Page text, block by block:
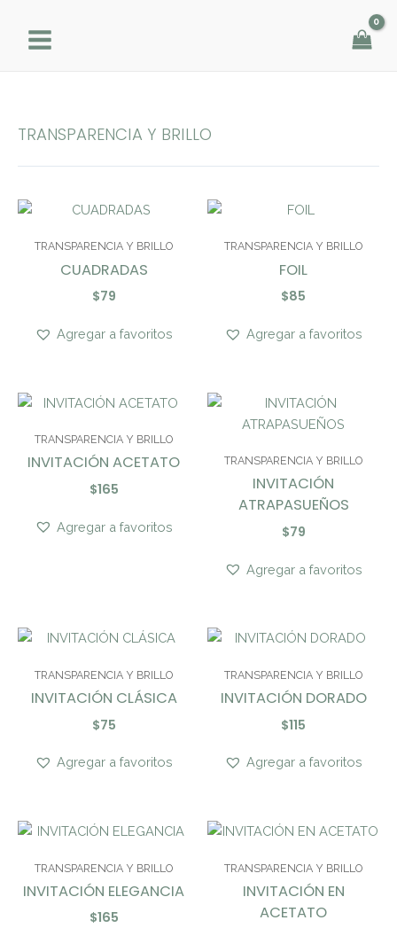
contenido
TRANSPARENCIA Y BRILLO
TRANSPARENCIA Y BRILLO
CUADRADAS
$79
Agregar a favoritos
TRANSPARENCIA Y BRILLO
FOIL
$85
Agregar a favoritos
TRANSPARENCIA Y BRILLO
INVITACIÓN ACETATO
$165
Agregar a favoritos
TRANSPARENCIA Y BRILLO
INVITACIÓN
ATRAPASUEÑOS
$79
Agregar a favoritos
TRANSPARENCIA Y BRILLO
INVITACIÓN CLÁSICA
$75
Agregar a favoritos
TRANSPARENCIA Y BRILLO
INVITACIÓN DORADO
$115
Agregar a favoritos
TRANSPARENCIA Y BRILLO
INVITACIÓN ELEGANCIA
$165
TRANSPARENCIA Y BRILLO
INVITACIÓN EN
ACETATO